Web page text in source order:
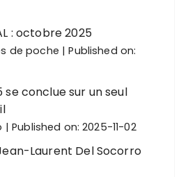
: octobre 2025
de poche
Published on:
conclue sur un seul
Published on: 2025-11-02
Laurent Del Socorro